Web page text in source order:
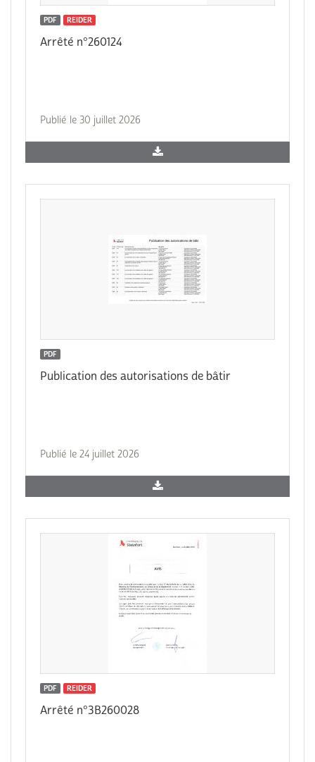
PDF REIDER
Arrêté n°260124
Publié le 30 juillet 2026
PDF
Publication des autorisations de bâtir
Publié le 24 juillet 2026
PDF REIDER
Arrêté n°3B260028